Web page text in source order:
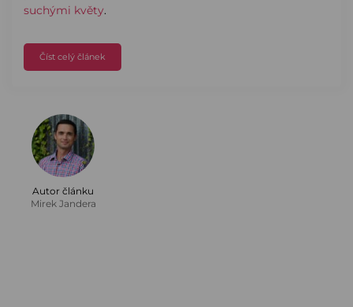
suchými květy.
Číst celý článek
Autor článku
Mirek Jandera